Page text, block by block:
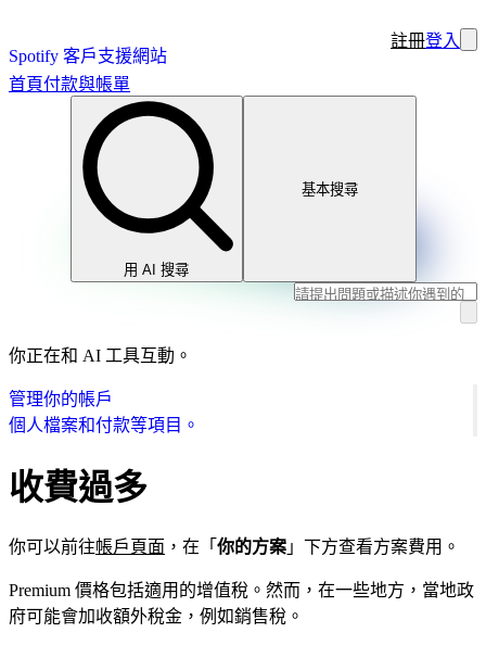
Spotify 客戶支援網站
註冊登入
首頁付款與帳單
用 AI 搜尋
基本搜尋
你正在和 AI 工具互動。
管理你的帳戶
個人檔案和付款等項目。
收費過多
你可以前往帳戶頁面 ，在「 你的方案 」下方查看方案費用。
Premium 價格包括適用的增值稅。然而，在一些地方，當地政
府可能會加收額外稅金，例如銷售稅。